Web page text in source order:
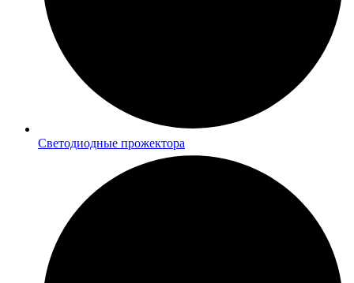
Светодиодные прожектора